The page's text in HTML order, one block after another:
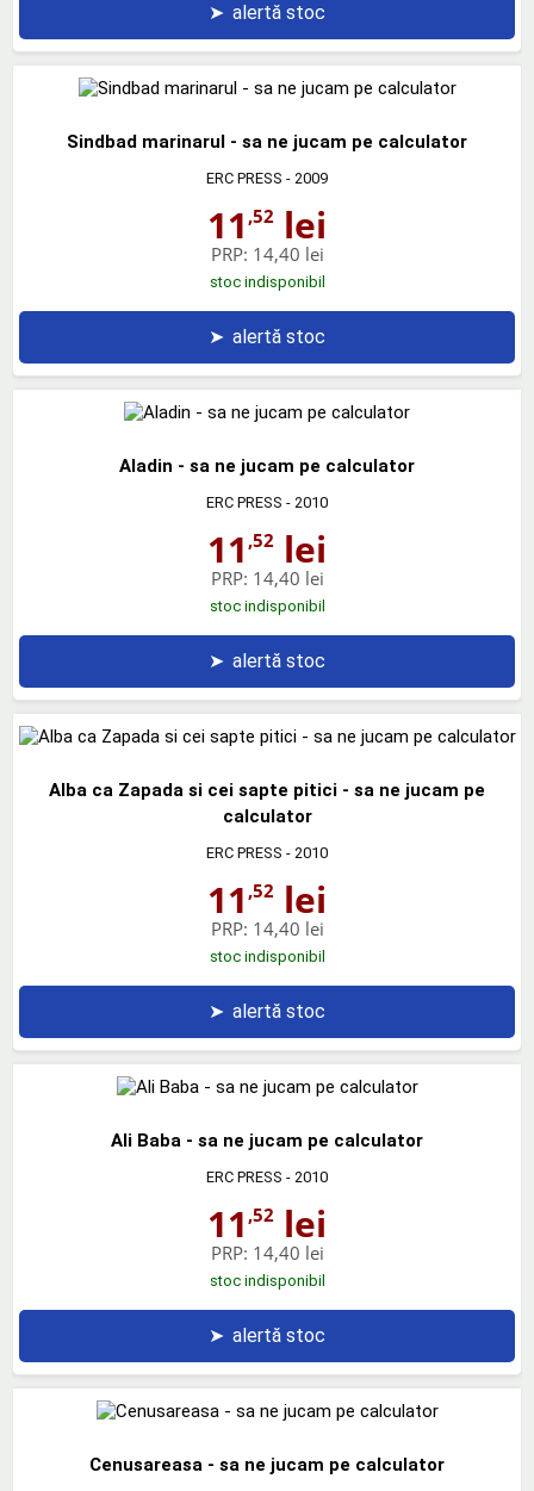
➤ alertă stoc
Sindbad marinarul - sa ne jucam pe calculator
ERC PRESS - 2009
11 ,52 lei
PRP: 14,40 lei
stoc indisponibil
➤ alertă stoc
Aladin - sa ne jucam pe calculator
ERC PRESS - 2010
11 ,52 lei
PRP: 14,40 lei
stoc indisponibil
➤ alertă stoc
Alba ca Zapada si cei sapte pitici - sa ne jucam pe
calculator
ERC PRESS - 2010
11 ,52 lei
PRP: 14,40 lei
stoc indisponibil
➤ alertă stoc
Ali Baba - sa ne jucam pe calculator
ERC PRESS - 2010
11 ,52 lei
PRP: 14,40 lei
stoc indisponibil
➤ alertă stoc
Cenusareasa - sa ne jucam pe calculator